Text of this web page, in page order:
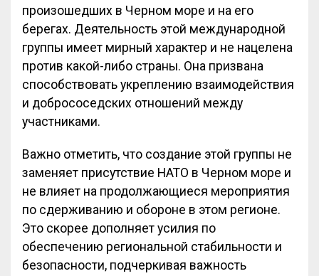
произошедших в Черном море и на его
берегах. Деятельность этой международной
группы имеет мирный характер и не нацелена
против какой-либо страны. Она призвана
способствовать укреплению взаимодействия
и добрососедских отношений между
участниками.
Важно отметить, что создание этой группы не
заменяет присутствие НАТО в Черном море и
не влияет на продолжающиеся мероприятия
по сдерживанию и обороне в этом регионе.
Это скорее дополняет усилия по
обеспечению региональной стабильности и
безопасности, подчеркивая важность